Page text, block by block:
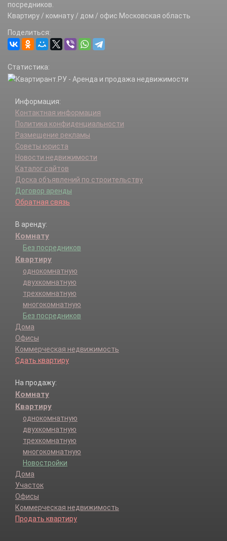
посредников.
Квартиру / комнату / дом / офис Московская область
Поделиться:
Статистика:
Информация:
Контактная информация
Политика конфиденциальности
Размещение рекламы
Советы юриста
Новости недвижимости
Каталог сайтов
Доска объявлений по строительству
Договор аренды
Обратная связь
В аренду:
Комнату
Без посредников
Квартиру
однокомнатную
двухкомнатную
трехкомнатную
многокомнатную
Без посредников
Дома
Офисы
Коммерческая недвижимость
Сдать квартиру
На продажу:
Комнату
Квартиру
однокомнатную
двухкомнатную
трехкомнатную
многокомнатную
Новостройки
Дома
Участок
Офисы
Коммерческая недвижимость
Продать квартиру